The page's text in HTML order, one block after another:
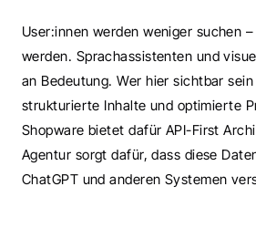
User:innen werden weniger suchen
werden. Sprachassistenten und
an Bedeutung. Wer hier sichtbar
strukturierte Inhalte und optimierte
Shopware bietet dafür API-First
Agentur sorgt dafür, dass diese
ChatGPT und anderen Systemen